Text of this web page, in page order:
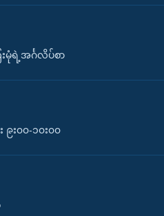
မုံရဲ့အင်္ဂလိပ်စာ
၉း၀၀-၁၀း၀၀